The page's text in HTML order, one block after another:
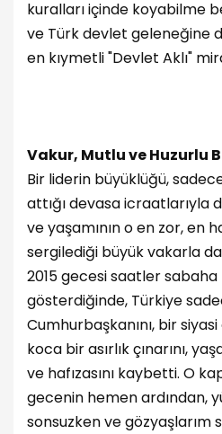
kuralları içinde koyabilme
ve Türk devlet geleneğine
en kıymetli "Devlet Aklı"
Vakur, Mutlu ve Huzurlu
Bir liderin büyüklüğü,
attığı devasa icraatlarıyla
ve yaşamının o en zor, en
sergilediği büyük vakarla
2015 gecesi saatler sabaha
gösterdiğinde, Türkiye
Cumhurbaşkanını, bir
koca bir asırlık çınarını,
ve hafızasını kaybetti. O
gecenin hemen ardından,
sonsuzken ve gözyaşlarım